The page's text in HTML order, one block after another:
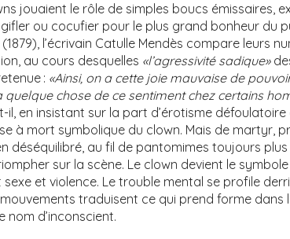
jouaient le rôle de simples boucs émissaires,
ou cocufier pour le plus grand bonheur du
(1879), l’écrivain Catulle Mendès compare leurs
au cours desquelles «l’agressivité sadique»
: «Ainsi, on a cette joie mauvaise de
quelque chose de ce sentiment chez certains
il, en insistant sur la part d’érotisme
à mort symbolique du clown. Mais de martyr,
déséquilibré, au fil de pantomimes toujours
sur la scène. Le clown devient le
sexe et violence. Le trouble mental se profile
traduisent ce qui prend forme dans
nom d’inconscient.